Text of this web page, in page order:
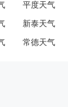
平度天气
新泰天气
常德天气